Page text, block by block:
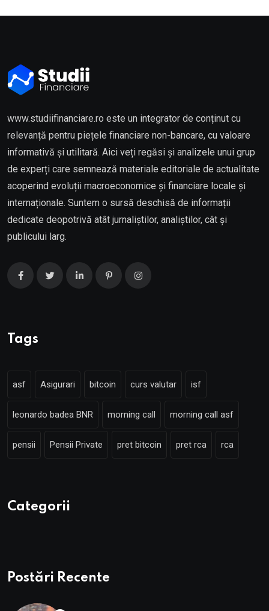
www.studiifinanciare.ro este un integrator de conținut cu
relevanță pentru piețele financiare non-bancare, cu valoare
informativă și utilitară. Aici veți regăsi și analizele unui grup
de experți care semnează materiale editoriale de actualitate
acoperind evoluții macroeconomice și financiare locale și
internaționale. Suntem o sursă deschisă de informații
dedicate deopotrivă atât jurnaliștilor, analiștilor, cât și
publicului larg.
Tags
asf Asigurari bitcoin curs valutar isf
leonardo badea BNR morning call morning call asf
pensii Pensii Private pret bitcoin pret rca rca
Categorii
Postări Recente